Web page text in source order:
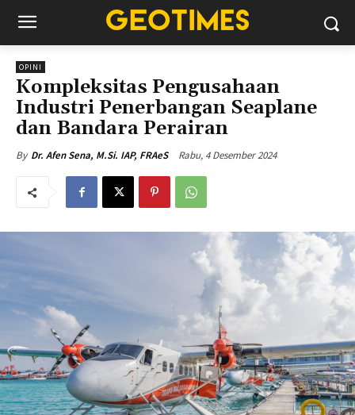
OPINI
Kompleksitas Pengusahaan
Industri Penerbangan Seaplane
dan Bandara Perairan
By Dr. Afen Sena, M.Si. IAP, FRAeS Rabu, 4 Desember 2024